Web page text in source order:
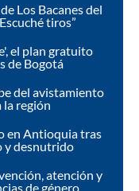
Los Bacanes del
tiros”
el plan gratuito
de Bogotá
del avistamiento
la región
en Antioquia tras
y desnutrido
atención y
de género